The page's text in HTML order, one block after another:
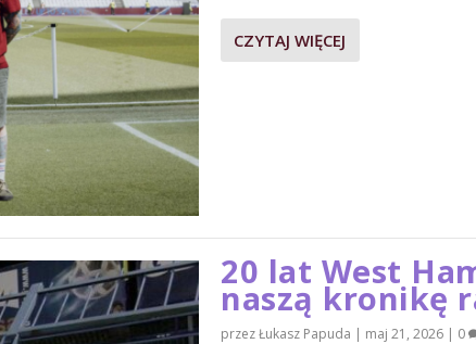
CZYTAJ WIĘCEJ
20 lat West
naszą kronikę
przezŁukasz Papuda | maj 21, 2026 | 0